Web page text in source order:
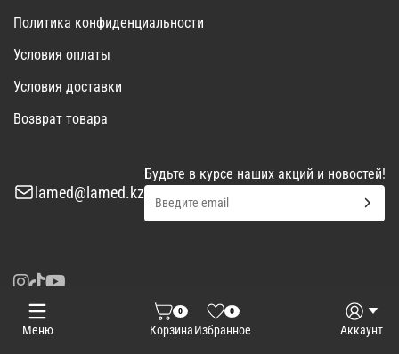
Меню
0
Корзина
0
Избранное Аккаунт
Политика конфиденциальности
Условия оплаты
Условия доставки
Возврат товара
lamed@lamed.kz
Будьте в курсе наших акций и новостей!